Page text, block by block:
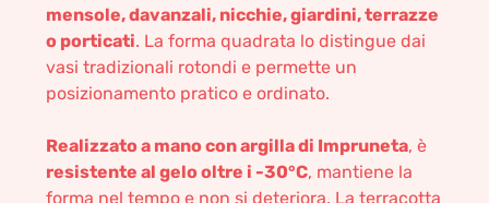
mensole, davanzali, nicchie, giardini, terrazze
o porticati. La forma quadrata lo distingue dai
vasi tradizionali rotondi e permette un
posizionamento pratico e ordinato.
Realizzato a mano con argilla di Impruneta, è
resistente al gelo oltre i -30°C, mantiene la
forma nel tempo e non si deteriora. La terracotta